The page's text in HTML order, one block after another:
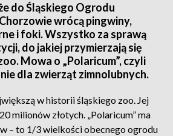
do Śląskiego Ogrodu
wrócą pingwiny,
i foki. Wszystko za sprawą
do jakiej przymierzają się
Mowa o „Polaricum”, czyli
dla zwierząt zimnolubnych.
w historii śląskiego zoo. Jej
milionów złotych. „Polaricum” ma
– to 1/3 wielkości obecnego ogrodu